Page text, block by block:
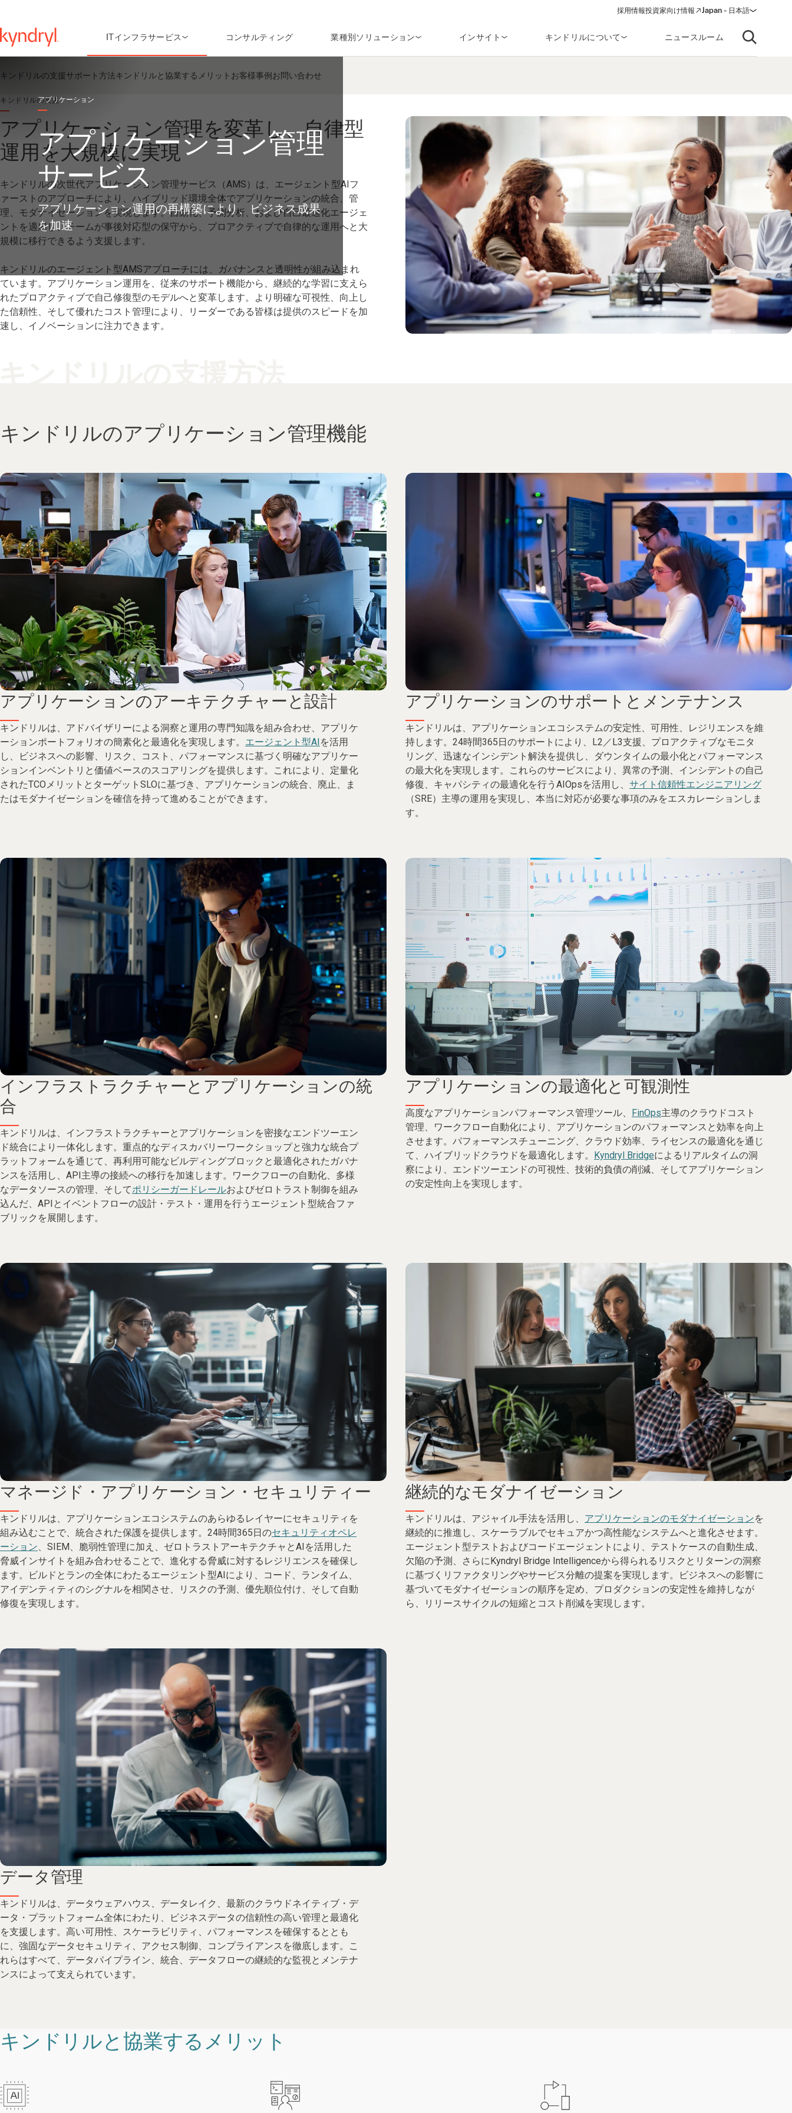
採用情報投資家向け情報
(opens in a new window)
Japan - 日本語
ITインフラサービス コンサルティング 業種別ソリューション インサイト キンドリルについて ニュースルーム
Open
アプリケーション
アプリケーション管理
サービス
アプリケーション運用の再構築により、ビジネス成果
を加速
キンドリルの支援サポート方法キンドリルと協業するメリット お客様事例 お問い合わせ
キンドリルの支援
アプリケーション管理を変革し、自律型
運用を大規模に実現
キンドリルの次世代アプリケーション管理サービス（AMS）は、エージェント型AIフ
ァーストのアプローチにより、ハイブリッド環境全体でアプリケーションの統合、管
理、モダナイゼーションを実現します。自動化、予測分析、および自己最適化エージェ
ントを適用し、チームが事後対応型の保守から、プロアクティブで自律的な運用へと大
規模に移行できるよう支援します。
キンドリルのエージェント型AMSアプローチには、ガバナンスと透明性が組み込まれ
ています。アプリケーション運用を、従来のサポート機能から、継続的な学習に支えら
れたプロアクティブで自己修復型のモデルへと変革します。より明確な可視性、向上し
た信頼性、そして優れたコスト管理により、リーダーである皆様は提供のスピードを加
速し、イノベーションに注力できます。
キンドリルのアプリケーション管理機能
アプリケーションのアーキテクチャーと設計
キンドリルは、アドバイザリーによる洞察と運用の専門知識を組み合わせ、アプリケ
ーションポートフォリオの簡素化と最適化を実現します。 エージェント型AI を活用
し、ビジネスへの影響、リスク、コスト、パフォーマンスに基づく明確なアプリケー
ションインベントリと価値ベースのスコアリングを提供します。これにより、定量化
されたTCOメリットとターゲットSLOに基づき、アプリケーションの統合、廃止、ま
たはモダナイゼーションを確信を持って進めることができます。
アプリケーションのサポートとメンテナンス
キンドリルは、アプリケーションエコシステムの安定性、可用性、レジリエンスを維
持します。24時間365日のサポートにより、L2／L3支援、プロアクティブなモニタ
リング、迅速なインシデント解決を提供し、ダウンタイムの最小化とパフォーマンス
の最大化を実現します。これらのサービスにより、異常の予測、インシデントの自己
修復、キャパシティの最適化を行うAIOpsを活用し、 サイト信頼性エンジニアリング
（SRE）主導の運用を実現し、本当に対応が必要な事項のみをエスカレーションしま
す。
インフラストラクチャーとアプリケーションの統
合
キンドリルは、インフラストラクチャーとアプリケーションを密接なエンドツーエン
ド統合により一体化します。重点的なディスカバリーワークショップと強力な統合プ
ラットフォームを通じて、再利用可能なビルディングブロックと最適化されたガバナ
ンスを活用し、API主導の接続への移行を加速します。ワークフローの自動化、多様
なデータソースの管理、そしてポリシーガードレールおよびゼロトラスト制御を組み
込んだ、APIとイベントフローの設計・テスト・運用を行うエージェント型統合ファ
ブリックを展開します。
アプリケーションの最適化と可観測性
高度なアプリケーションパフォーマンス管理ツール、 FinOps主導のクラウドコスト
管理、ワークフロー自動化により、アプリケーションのパフォーマンスと効率を向上
させます。パフォーマンスチューニング、クラウド効率、ライセンスの最適化を通じ
て、ハイブリッドクラウドを最適化します。
Kyndryl Bridgeによるリアルタイムの洞
察により、エンドツーエンドの可視性、技術的負債の削減、そしてアプリケーション
の安定性向上を実現します。
マネージド・アプリケーション・セキュリティー
キンドリルは、アプリケーションエコシステムのあらゆるレイヤーにセキュリティを
組み込むことで、統合された保護を提供します。24時間365日のセキュリティオペレ
ーション 、SIEM、脆弱性管理に加え、ゼロトラストアーキテクチャとAIを活用した
脅威インサイトを組み合わせることで、進化する脅威に対するレジリエンスを確保し
ます。ビルドとランの全体にわたるエージェント型AIにより、コード、ランタイム、
アイデンティティのシグナルを相関させ、リスクの予測、優先順位付け、そして自動
修復を実現します。
継続的なモダナイゼーション
キンドリルは、アジャイル手法を活用し、 アプリケーションのモダナイゼーションを
継続的に推進し、スケーラブルでセキュアかつ高性能なシステムへと進化させます。
エージェント型テストおよびコードエージェントにより、テストケースの自動生成、
欠陥の予測、さらにKyndryl Bridge Intelligenceから得られるリスクとリターンの洞察
に基づくリファクタリングやサービス分離の提案を実現します。ビジネスへの影響に
基づいてモダナイゼーションの順序を定め、プロダクションの安定性を維持しなが
ら、リリースサイクルの短縮とコスト削減を実現します。
データ管理
キンドリルは、データウェアハウス、データレイク、最新のクラウドネイティブ・デ
ータ・プラットフォーム全体にわたり、ビジネスデータの信頼性の高い管理と最適化
を支援します。高い可用性、スケーラビリティ、パフォーマンスを確保するととも
に、強固なデータセキュリティ、アクセス制御、コンプライアンスを徹底します。こ
れらはすべて、データパイプライン、統合、データフローの継続的な監視とメンテナ
ンスによって支えられています。
キンドリルと協業するメリット